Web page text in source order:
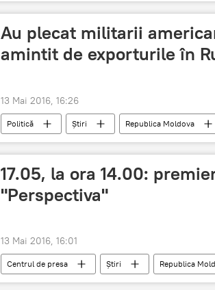
Au plecat militarii
amintit de exporturile în
13 Mai 2016, 16:26
Politică Știri Republica Moldova
Farit Muhametșin
Eduard Grama
17.05, la ora 14.00:
"Perspectiva"
13 Mai 2016, 16:01
Centrul de presa Știri Republica
Centrul de presă Sputnik
decorare